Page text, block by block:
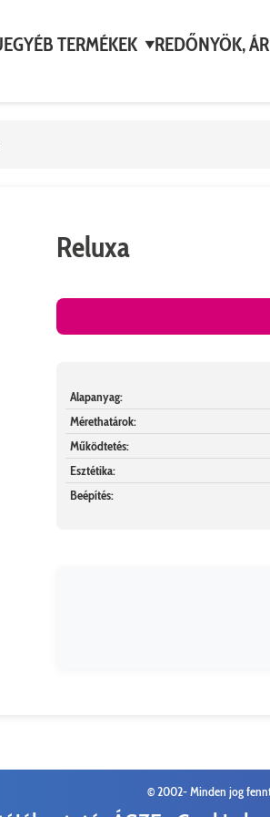
EGYÉB TERMÉKEK ▼REDŐNYÖK,
Reluxa
Alapanyag:
Mérethatárok:
Működtetés:
Esztétika:
Beépítés:
© 2002-Minden jog